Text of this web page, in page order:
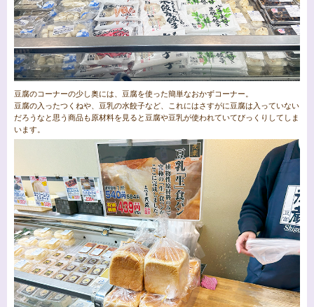
豆腐のコーナーの少し奥には、豆腐を使った簡単なおかずコーナー。
豆腐の入ったつくねや、豆乳の水餃子など、これにはさすがに豆腐は入っていない
だろうなと思う商品も原材料を見ると豆腐や豆乳が使われていてびっくりしてしま
います。